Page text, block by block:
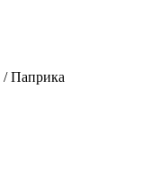
/ Паприка